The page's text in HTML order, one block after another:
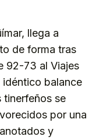
llega a
de forma tras
92-73 al Viajes
idéntico balance
tinerfeños se
por una
y